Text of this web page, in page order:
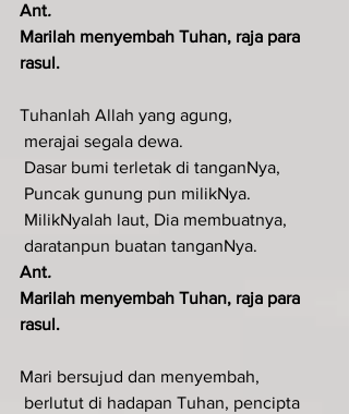
Ant.
Marilah menyembah Tuhan, raja para
rasul.
Tuhanlah Allah yang agung,
merajai segala dewa.
Dasar bumi terletak di tanganNya,
Puncak gunung pun milikNya.
MilikNyalah laut, Dia membuatnya,
daratanpun buatan tanganNya.
Ant.
Marilah menyembah Tuhan, raja para
rasul.
Mari bersujud dan menyembah,